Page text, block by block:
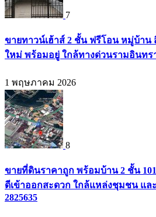
7
ขายทาวน์เฮ้าส์ 2 ชั้น ฟรีโอน หมู่บ้าน
ใหม่ พร้อมอยู่ ใกล้ทางด่วนรามอินทรา
1 พฤษภาคม 2026
8
ขายที่ดินราคาถูก พร้อมบ้าน 2 ชั้น 101
ดีเข้าออกสะดวก ใกล้แหล่งชุมชน แล
2825635